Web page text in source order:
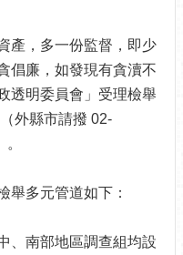
產，多一份監督，即少
倡廉，如發現有貪瀆不
透明委員會」受理檢舉
外縣市請撥 02-
舉多元管道如下：
、南部地區調查組均設